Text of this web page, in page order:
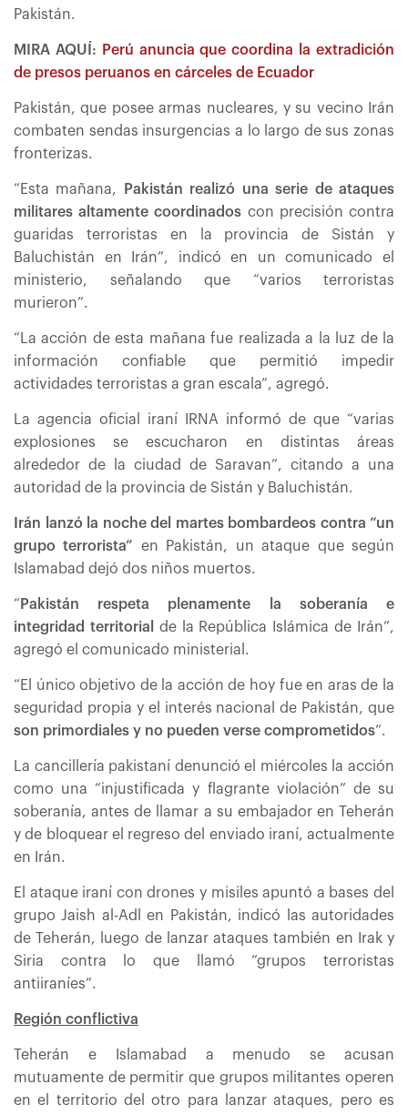
Pakistán.
MIRA AQUÍ:
Perú anuncia que coordina la extradición
de presos peruanos en cárceles de Ecuador
Pakistán, que posee armas nucleares, y su vecino Irán
combaten sendas insurgencias a lo largo de sus zonas
fronterizas.
“Esta mañana,
Pakistán realizó una serie de ataques
militares altamente coordinados con precisión contra
guaridas terroristas en la provincia de Sistán y
Baluchistán en Irán”, indicó en un comunicado el
ministerio, señalando que “varios terroristas
murieron”.
“La acción de esta mañana fue realizada a la luz de la
información confiable que permitió impedir
actividades terroristas a gran escala”, agregó.
La agencia oficial iraní IRNA informó de que “varias
explosiones se escucharon en distintas áreas
alrededor de la ciudad de Saravan”, citando a una
autoridad de la provincia de Sistán y Baluchistán.
Irán lanzó la noche del martes bombardeos contra “un
grupo terrorista” en Pakistán, un ataque que según
Islamabad dejó dos niños muertos.
“ Pakistán respeta plenamente la soberanía e
integridad territorial
de la República Islámica de Irán”,
agregó el comunicado ministerial.
“El único objetivo de la acción de hoy fue en aras de la
seguridad propia y el interés nacional de Pakistán, que
son primordiales y no pueden verse comprometidos”.
La cancillería pakistaní denunció el miércoles la acción
como una “injustificada y flagrante violación” de su
soberanía, antes de llamar a su embajador en Teherán
y de bloquear el regreso del enviado iraní, actualmente
en Irán.
El ataque iraní con drones y misiles apuntó a bases del
grupo Jaish al-Adl en Pakistán, indicó las autoridades
de Teherán, luego de lanzar ataques también en Irak y
Siria contra lo que llamó “grupos terroristas
antiiraníes”.
Región conflictiva
Teherán e Islamabad a menudo se acusan
mutuamente de permitir que grupos militantes operen
en el territorio del otro para lanzar ataques, pero es